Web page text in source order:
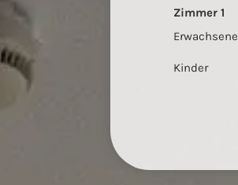
Zimmer 1
Erwachsene
Kinder